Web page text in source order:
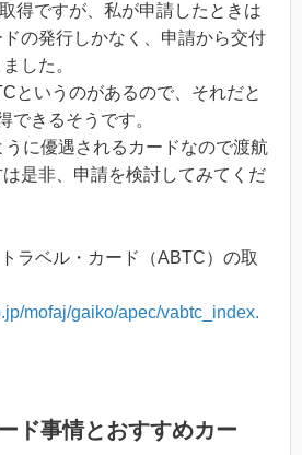
得ですが、私が申請したときは
ドの発行しかなく、申請から交付
した。
というのがあるので、それだと
できるそうです。
に優遇されるカードなので渡航
是非、申請を検討してみてくだ
ラベル・カード（ABTC）の取
mofaj/gaiko/apec/vabtc_index.
ド事情とおすすめカー